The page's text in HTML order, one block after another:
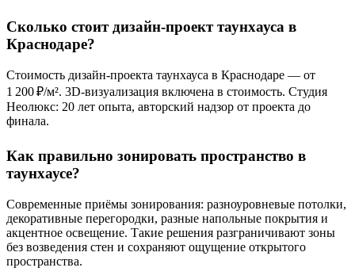
Сколько стоит дизайн-проект таунхауса в
Краснодаре?
Стоимость дизайн-проекта таунхауса в Краснодаре — от
1 200 ₽/м². 3D-визуализация включена в стоимость. Студия
Неолюкс: 20 лет опыта, авторский надзор от проекта до
финала.
Как правильно зонировать пространство в
таунхаусе?
Современные приёмы зонирования: разноуровневые потолки,
декоративные перегородки, разные напольные покрытия и
акцентное освещение. Такие решения разграничивают зоны
без возведения стен и сохраняют ощущение открытого
пространства.